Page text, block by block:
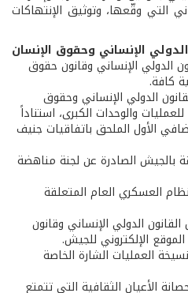
التي وقّعها، وتوثيق الإنتهاكات
الإنساني وحقوق الإنسان
الدولي الإنساني وقانون حقوق
كافة.
الدولي الإنساني وحقوق
والوحدات الكبرى، استناداً
الإضافي الأول الملحق باتفاقيات جنيف
بالجيش الصادرة عن لجنة مناهضة
المادة 16 من النظام العسكري العام المتعلقة
الدولي الإنساني وقانون
الإلكتروني للجيش.
العمليات الشارة الخاصة
الأعيان الثقافية التي تتمتع